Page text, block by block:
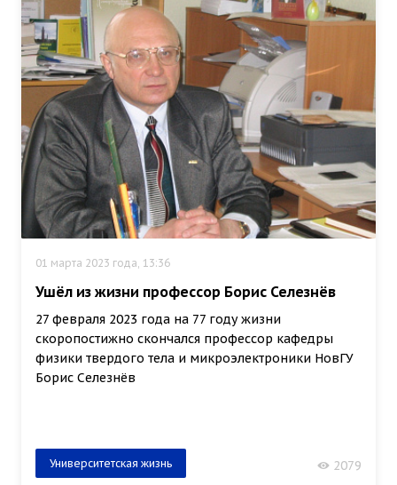
01 марта 2023 года, 13:36
Ушёл из жизни профессор Борис Селезнёв
27 февраля 2023 года на 77 году жизни
скоропостижно скончался профессор кафедры
физики твердого тела и микроэлектроники НовГУ
Борис Селезнёв
Университетская жизнь 2079